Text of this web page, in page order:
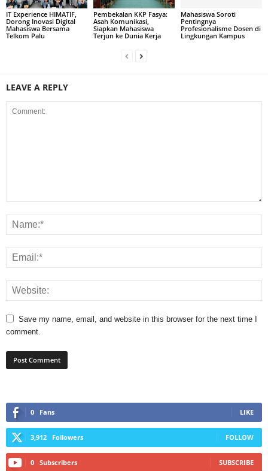
IT Experience HIMATIF,
Dorong Inovasi Digital
Mahasiswa Bersama
Telkom Palu
Pembekalan KKP Fasya:
Asah Komunikasi,
Siapkan Mahasiswa
Terjun ke Dunia Kerja
Mahasiswa Soroti
Pentingnya
Profesionalisme Dosen di
Lingkungan Kampus
LEAVE A REPLY
Save my name, email, and website in this browser for the next time I
comment.
0 Fans LIKE
3,912 Followers FOLLOW
0 Subscribers SUBSCRIBE